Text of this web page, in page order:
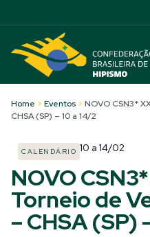
Home > Eventos > NOVO CSN3*
CHSA (SP) – 10 a 14/2
CALENDÁRIO 10 a 14/02
NOVO
Torneio de
– CHSA (SP)